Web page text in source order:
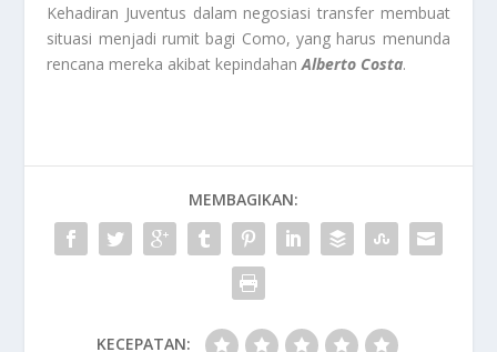
Kehadiran Juventus dalam negosiasi transfer membuat
situasi menjadi rumit bagi Como, yang harus menunda
rencana mereka akibat kepindahanAlberto Costa.
MEMBAGIKAN:
KECEPATAN: